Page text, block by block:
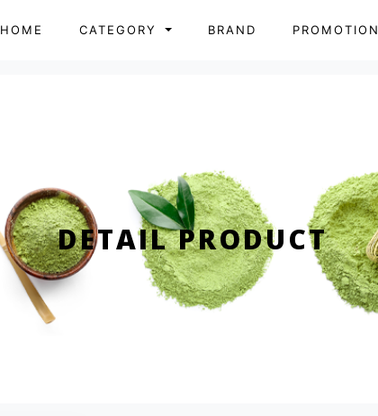
HOME CATEGORY BRAND PROMOTION
DETAIL PRODUCT